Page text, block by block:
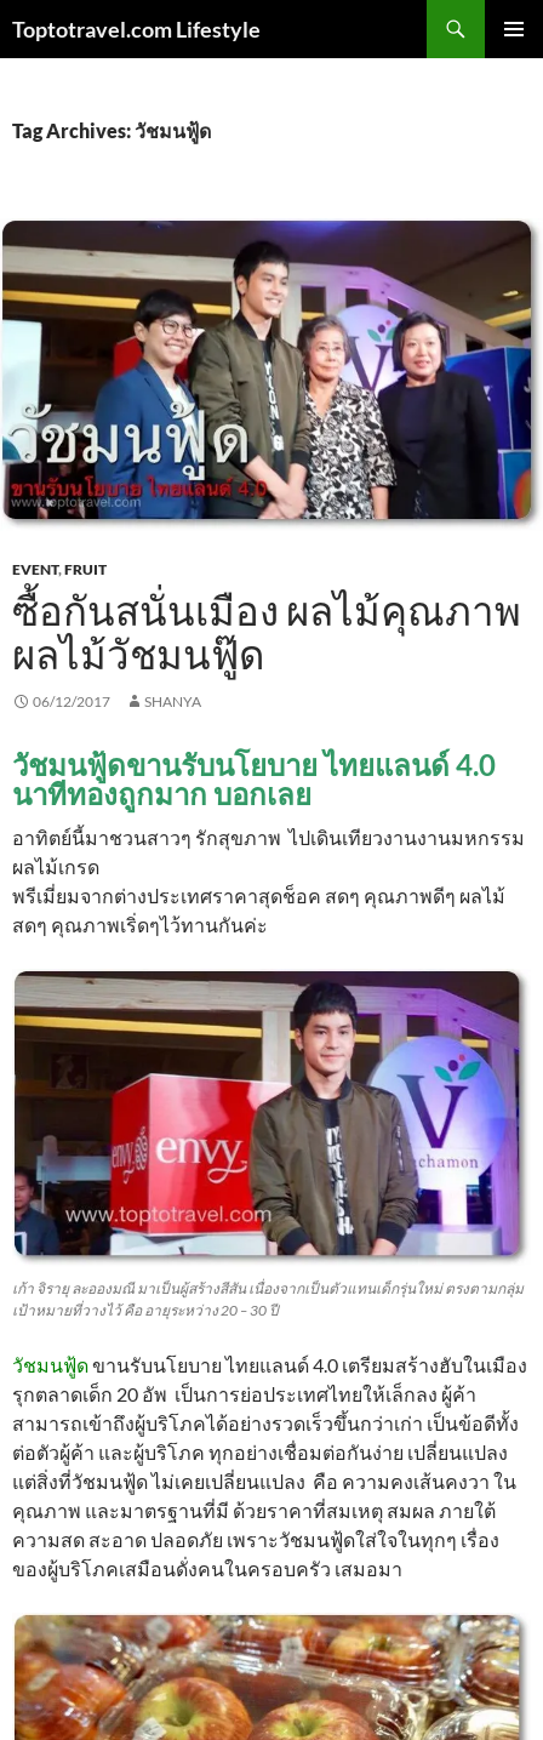
Toptotravel.com Lifestyle
Tag Archives: วัชมนฟู้ด
EVENT,FRUIT
ซื้อกันสนั่นเมือง ผลไม้คุณภาพ
ผลไม้วัชมนฟู๊ด
06/12/2017 SHANYA
วัชมนฟู้ดขานรับนโยบาย ไทยแลนด์ 4.0
นาทีทองถูกมาก บอกเลย
อาทิตย์นี้มาชวนสาวๆ รักสุขภาพ ไปเดินเทียวงานงานมหกรรม
ผลไม้เกรด
พรีเมี่ยมจากต่างประเทศราคาสุดช็อค สดๆ คุณภาพดีๆ ผลไม้
สดๆ คุณภาพเริ่ดๆไว้ทานกันค่ะ
เก้า จิรายุ ละอองมณี มาเป็นผู้สร้างสีสัน เนื่องจากเป็นตัวแทนเด็กรุ่นใหม่ ตรงตามกลุ่ม
เป้าหมายที่วางไว้ คือ อายุระหว่าง 20 – 30 ปี
วัชมนฟู้ดขานรับนโยบาย ไทยแลนด์ 4.0 เตรียมสร้างฮับในเมือง
รุกตลาดเด็ก 20 อัพ เป็นการย่อประเทศไทยให้เล็กลง ผู้ค้า
สามารถเข้าถึงผู้บริโภคได้อย่างรวดเร็วขึ้นกว่าเก่า เป็นข้อดีทั้ง
ต่อตัวผู้ค้า และผู้บริโภค ทุกอย่างเชื่อมต่อกันง่าย เปลี่ยนแปลง
แต่สิ่งที่วัชมนฟู้ด ไม่เคยเปลี่ยนแปลง คือ ความคงเส้นคงวา ใน
คุณภาพ และมาตรฐานที่มี ด้วยราคาที่สมเหตุ สมผล ภายใต้
ความสด สะอาด ปลอดภัย เพราะวัชมนฟู้ดใส่ใจในทุกๆ เรื่อง
ของผู้บริโภคเสมือนดั่งคนในครอบครัว เสมอมา